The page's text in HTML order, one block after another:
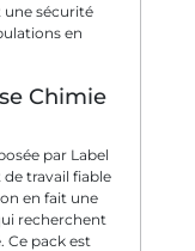
une sécurité
en
Chimie
par Label
travail fiable
en fait une
recherchent
Ce pack est